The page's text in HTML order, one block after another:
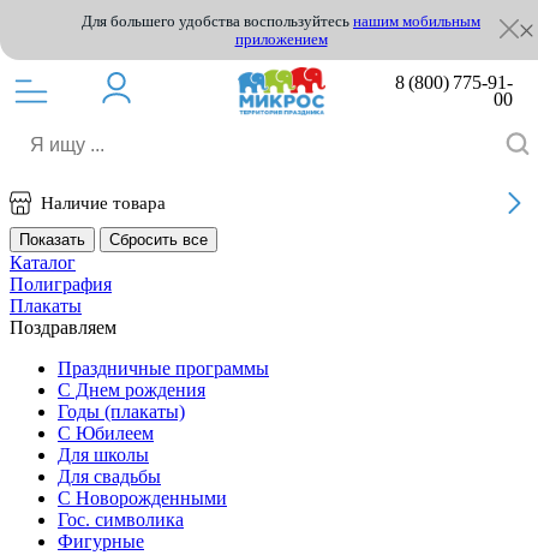
Для большего удобства воспользуйтесь нашим мобильным
приложением
8 (800) 775-91-
00
Наличие товара
Каталог
Полиграфия
Плакаты
Поздравляем
Праздничные программы
С Днем рождения
Годы (плакаты)
С Юбилеем
Для школы
Для свадьбы
С Новорожденными
Гос. символика
Фигурные